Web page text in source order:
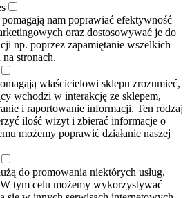
nam poprawiać efektywność
oraz dostosowywać je do
np. poprzez zapamiętanie wszelkich
stronach.
właścicielowi sklepu zrozumieć,
wchodzi w interakcję ze sklepem,
i raportowanie informacji. Ten rodzaj
ilość wizyt i zbierać informacje o
możemy poprawić działanie naszej
do promowania niektórych usług,
tym celu możemy wykorzystywać